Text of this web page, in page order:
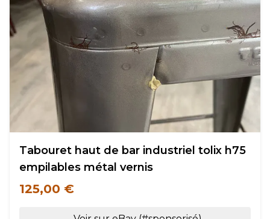
Tabouret haut de bar industriel tolix h75
empilables métal vernis
125,00 €